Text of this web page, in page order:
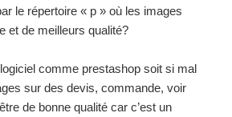
le répertoire « p » où les images
et de meilleurs qualité?
logiciel comme prestashop soit si mal
sur des devis, commande, voir
de bonne qualité car c’est un